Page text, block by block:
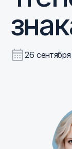
26